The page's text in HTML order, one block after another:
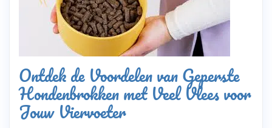
Ontdek de Voordelen van Geperste
Hondenbrokken met Veel Vlees voor
Jouw Viervoeter